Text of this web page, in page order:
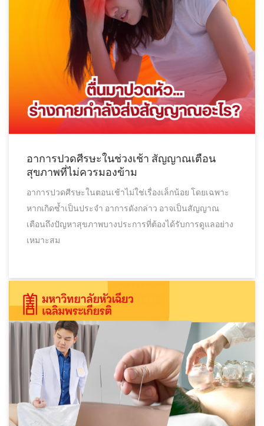
อาการปวดศีรษะในช่วงเช้า สัญญาณเตือน
สุขภาพที่ไม่ควรมองข้าม
อาการปวดศีรษะในตอนเช้าไม่ใช่เรื่องเล็กน้อย โดยเฉพาะ
หากเกิดซ้ำเป็นประจำ อาการดังกล่าว อาจเป็นสัญญาณ
เตือนถึงปัญหาสุขภาพบางประการที่ต้องได้รับการดูแลอย่าง
เหมาะสม